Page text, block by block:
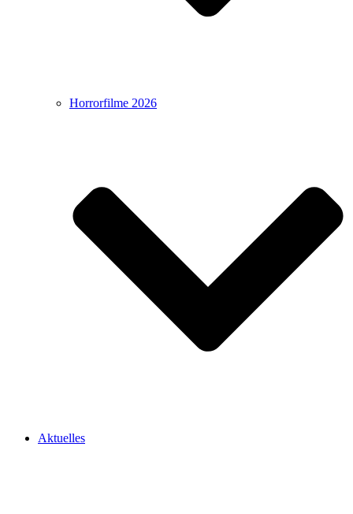
Horrorfilme 2026
Aktuelles